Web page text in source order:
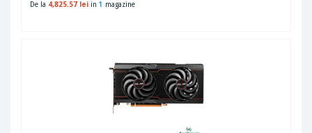
De la 4,825.57 lei in 1 magazine